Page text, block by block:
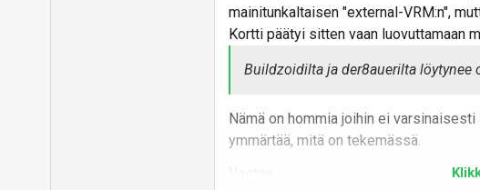
mainitunkaltaisen "external-VRM:n",
Kortti päätyi sitten vaan luovuttamaan
Buildzoidilta ja der8auerilta löytynee
Nämä on hommia joihin ei
ymmärtää, mitä on tekemässä.